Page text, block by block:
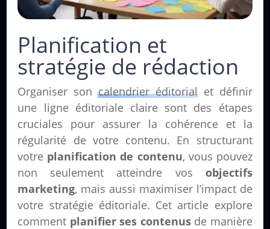
Planification et
stratégie de rédaction
Organiser son calendrier éditorial et définir
une ligne éditoriale claire sont des étapes
cruciales pour assurer la cohérence et la
régularité de votre contenu. En structurant
votre planification de contenu, vous pouvez
non seulement atteindre vos objectifs
marketing, mais aussi maximiser l’impact de
votre stratégie éditoriale. Cet article explore
comment planifier ses contenusde manière